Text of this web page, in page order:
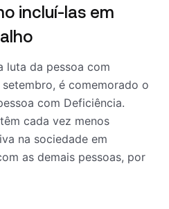
incluí-las em
luta da pessoa com
é comemorado o
com Deficiência.
cada vez menos
na sociedade em
as demais pessoas, por